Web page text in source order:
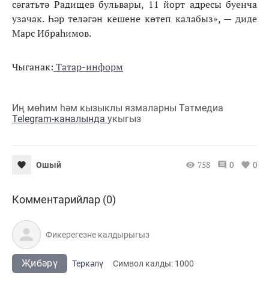
сәгатьтә Радищев бульвары, 11 йорт адресы буенча
узачак. Һәр теләгән кешене көтеп калабыз», — диде
Марс Ибраһимов.
Чыганак: Татар-информ
Иң мөһим һәм кызыклы язмаларны Татмедиа
Telegram-каналында укыгыз
Ошый 758 0 0
Комментарийлар (0)
Җибәрү Теркәлү Cимвол калды: 1000